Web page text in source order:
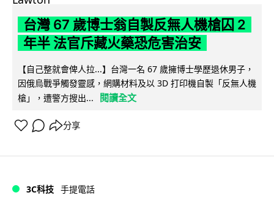
台灣 67 歲博士翁自製反無人機槍囚 2
年半 法官斥藏火藥恐危害治安
【自己整就會俾人拉...】台灣一名 67 歲擁博士學歷退休男子，
因俄烏戰爭觸發靈感，網購材料及以 3D 打印機自製「反無人機
槍」，遭警方搜出...
閱讀全文
分享
3C科技 手提電話